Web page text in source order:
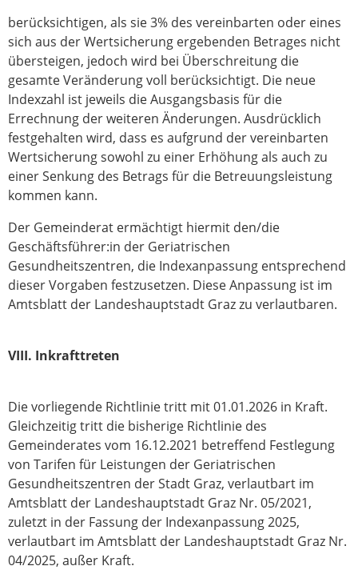
berücksichtigen, als sie 3% des vereinbarten oder eines
sich aus der Wertsicherung ergebenden Betrages nicht
übersteigen, jedoch wird bei Überschreitung die
gesamte Veränderung voll berücksichtigt. Die neue
Indexzahl ist jeweils die Ausgangsbasis für die
Errechnung der weiteren Änderungen. Ausdrücklich
festgehalten wird, dass es aufgrund der vereinbarten
Wertsicherung sowohl zu einer Erhöhung als auch zu
einer Senkung des Betrags für die Betreuungsleistung
kommen kann.
Der Gemeinderat ermächtigt hiermit den/die
Geschäftsführer:in der Geriatrischen
Gesundheitszentren, die Indexanpassung entsprechend
dieser Vorgaben festzusetzen. Diese Anpassung ist im
Amtsblatt der Landeshauptstadt Graz zu verlautbaren.
VIII. Inkrafttreten
Die vorliegende Richtlinie tritt mit 01.01.2026 in Kraft.
Gleichzeitig tritt die bisherige Richtlinie des
Gemeinderates vom 16.12.2021 betreffend Festlegung
von Tarifen für Leistungen der Geriatrischen
Gesundheitszentren der Stadt Graz, verlautbart im
Amtsblatt der Landeshauptstadt Graz Nr. 05/2021,
zuletzt in der Fassung der Indexanpassung 2025,
verlautbart im Amtsblatt der Landeshauptstadt Graz Nr.
04/2025, außer Kraft.